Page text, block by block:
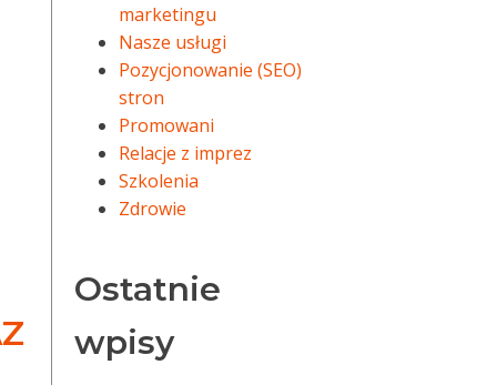
marketingu
Nasze usługi
Pozycjonowanie (SEO)
stron
Promowani
Relacje z imprez
Szkolenia
Zdrowie
Ostatnie
wpisy